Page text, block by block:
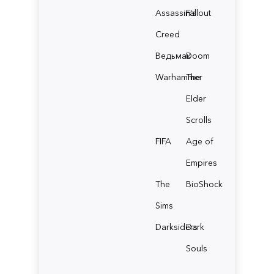
Assassin's
Creed
Fallout
ВедьмакDoom
Warhammer
The
Elder
Scrolls
FIFA
Age of
Empires
The
Sims
BioShock
Darksiders
Dark
Souls